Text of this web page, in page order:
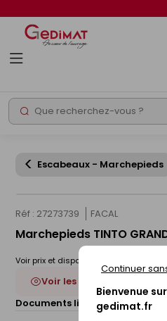
Bienvenue sur
gedimat.fr
Continuer
Rechercher
Escabeaux - Marchepieds
Réf : 27273739 FACAL
Marchepieds TINTO
Voir prix et disponibilité en magasin
Voir les 3 déclinaisons
Documents liés :
Fiche technique